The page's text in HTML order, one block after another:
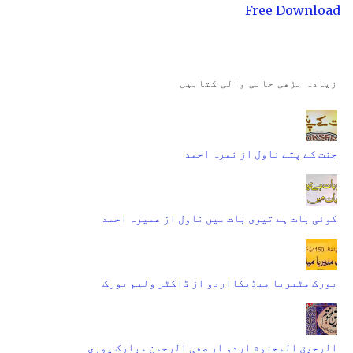
Free Download
زیادہ پڑھی جانی والی کتابیں
جنت کے پتے ناول از نمرہ احمد
کوئی بات ہے تیری بات میں ناول از عمیرہ احمد
بورک مٹیریا میڈیکااردو از ڈاکٹر ولیم بورک
الرحیق المختوم اردو از صفی الرحمن مبارک پوری